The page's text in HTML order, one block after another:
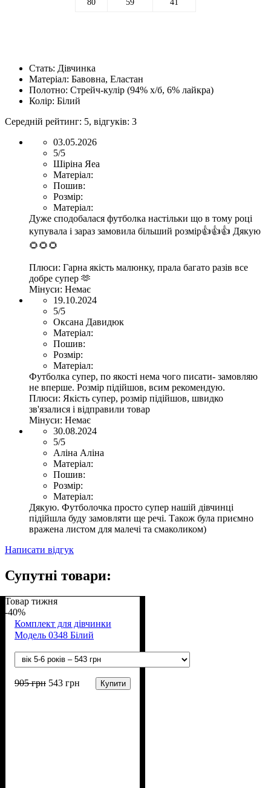
80 59 41
Стать: Дівчинка
Матеріал: Бавовна, Еластан
Полотно: Стрейч-кулір (94% х/б, 6% лайкра)
Колір: Білий
Середній рейтинг: 5, відгуків: 3
03.05.2026
5/5
Шіріна Яеа
Матеріал:
Пошив:
Розмір:
Матеріал:
Дуже сподобалася футболка настільки що в тому році
купувала і зараз замовила більший розмір👍👍👍 Дякую
🌻🌻🌻
Плюси: Гарна якість малюнку, прала багато разів все
добре супер 🫶
Мінуси: Немає
19.10.2024
5/5
Оксана Давидюк
Матеріал:
Пошив:
Розмір:
Матеріал:
Футболка супер, по якості нема чого писати- замовляю
не вперше. Розмір підійшов, всим рекомендую.
Плюси: Якість супер, розмір підійшов, швидко
зв'язалися і відправили товар
Мінуси: Немає
30.08.2024
5/5
Аліна Аліна
Матеріал:
Пошив:
Розмір:
Матеріал:
Дякую. Футболочка просто супер нашій дівчинці
підійшла буду замовляти ще речі. Також була приємно
вражена листом для малечі та смаколиком)
Написати відгук
Супутні товари:
Товар тижня
-40%
Комплект для дівчинки
Модель 0348 Білий
905грн 543 грн Купити